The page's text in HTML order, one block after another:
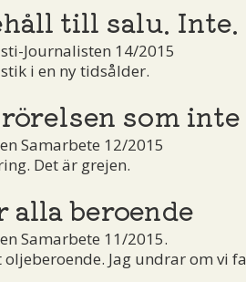
till salu. Inte.
Journalisten 14/2015
i en ny tidsålder.
som
Samarbete 12/2015
Det är grejen.
alla beroende
Samarbete 11/2015.
oljeberoende. Jag undrar om vi